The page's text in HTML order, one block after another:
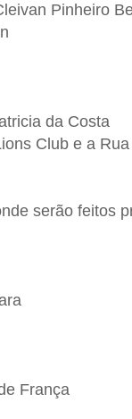
Pinheiro
da Costa
Club e a
serão feitos
França